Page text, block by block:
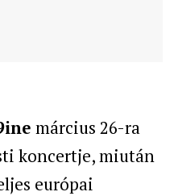
március 26-ra
koncertje, miután
európai